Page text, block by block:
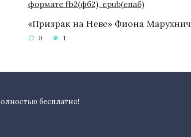
«Призрак на Неве» Фиона Марухнич
0 1
бесплатно!